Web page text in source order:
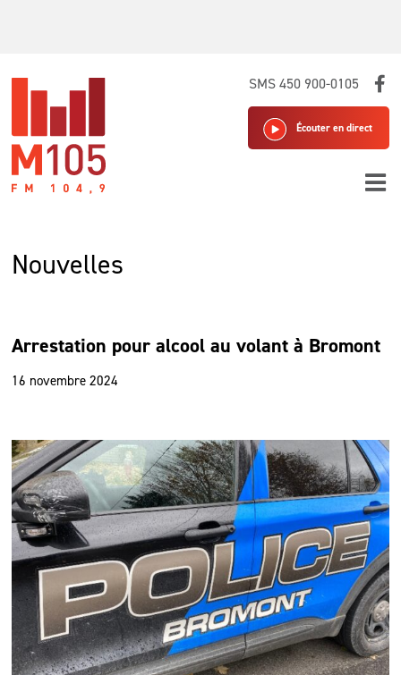
SMS 450 900-0105
Écouter en direct
Nouvelles
Arrestation pour alcool au volant à Bromont
16 novembre 2024